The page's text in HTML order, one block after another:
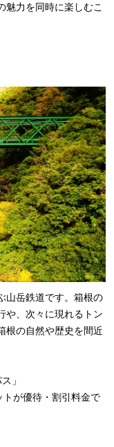
魅力を同時に楽しむこ
山岳鉄道です。箱根の
や、次々に現れるトン
根の自然や歴史を間近
」
が優待・割引料金で